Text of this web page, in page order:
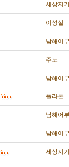
세상지기
이성실
남해어부
주노
남해어부
플라톤
남해어부
남해어부
세상지기